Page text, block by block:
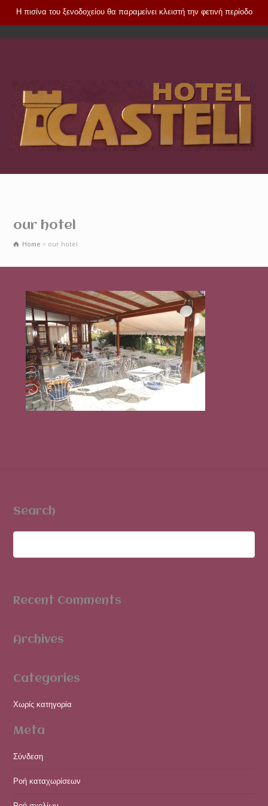
Η πισίνα του ξενοδοχείου θα παραμείνει κλειστή την φετινή περίοδο
our hotel
Home our hotel
Search
Recent Comments
Archives
Categories
Χωρίς κατηγορία
Meta
Σύνδεση
Ροή καταχωρίσεων